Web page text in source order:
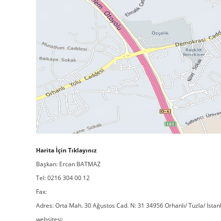
Harita İçin Tıklayınız
Başkan: Ercan BATMAZ
Tel: 0216 304 00 12
Fax:
Adres: Orta Mah. 30 Ağustos Cad. N: 31 34956 Orhanlı/ Tuzla/
websitesi: